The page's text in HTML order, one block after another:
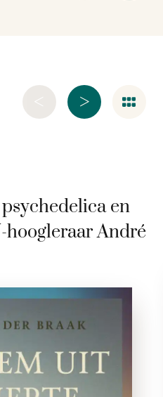
>
<
en
hoogleraar André